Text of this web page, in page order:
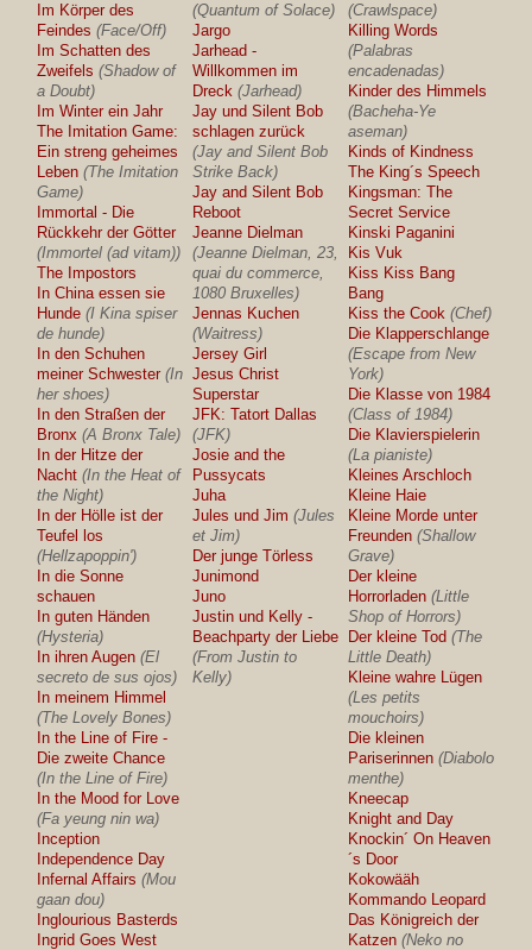
Im Körper des
Feindes (Face/Off)
Im Schatten des
Zweifels (Shadow of
a Doubt)
Im Winter ein Jahr
The Imitation Game:
Ein streng geheimes
Leben (The Imitation
Game)
Immortal - Die
Rückkehr der Götter
(Immortel (ad vitam))
The Impostors
In China essen sie
Hunde (I Kina spiser
de hunde)
In den Schuhen
meiner Schwester (In
her shoes)
In den Straßen der
Bronx (A Bronx Tale)
In der Hitze der
Nacht (In the Heat of
the Night)
In der Hölle ist der
Teufel los
(Hellzapoppin')
In die Sonne
schauen
In guten Händen
(Hysteria)
In ihren Augen (El
secreto de sus ojos)
In meinem Himmel
(The Lovely Bones)
In the Line of Fire -
Die zweite Chance
(In the Line of Fire)
In the Mood for Love
(Fa yeung nin wa)
Inception
Independence Day
Infernal Affairs (Mou
gaan dou)
Inglourious Basterds
Ingrid Goes West
(Quantum of Solace)
Jargo
Jarhead -
Willkommen im
Dreck (Jarhead)
Jay und Silent Bob
schlagen zurück
(Jay and Silent Bob
Strike Back)
Jay and Silent Bob
Reboot
Jeanne Dielman
(Jeanne Dielman, 23,
quai du commerce,
1080 Bruxelles)
Jennas Kuchen
(Waitress)
Jersey Girl
Jesus Christ
Superstar
JFK: Tatort Dallas
(JFK)
Josie and the
Pussycats
Juha
Jules und Jim (Jules
et Jim)
Der junge Törless
Junimond
Juno
Justin und Kelly -
Beachparty der Liebe
(From Justin to
Kelly)
(Crawlspace)
Killing Words
(Palabras
encadenadas)
Kinder des Himmels
(Bacheha-Ye
aseman)
Kinds of Kindness
The King´s Speech
Kingsman: The
Secret Service
Kinski Paganini
Kis Vuk
Kiss Kiss Bang
Bang
Kiss the Cook (Chef)
Die Klapperschlange
(Escape from New
York)
Die Klasse von 1984
(Class of 1984)
Die Klavierspielerin
(La pianiste)
Kleines Arschloch
Kleine Haie
Kleine Morde unter
Freunden (Shallow
Grave)
Der kleine
Horrorladen (Little
Shop of Horrors)
Der kleine Tod (The
Little Death)
Kleine wahre Lügen
(Les petits
mouchoirs)
Die kleinen
Pariserinnen (Diabolo
menthe)
Kneecap
Knight and Day
Knockin´ On Heaven
´s Door
Kokowääh
Kommando Leopard
Das Königreich der
Katzen (Neko no